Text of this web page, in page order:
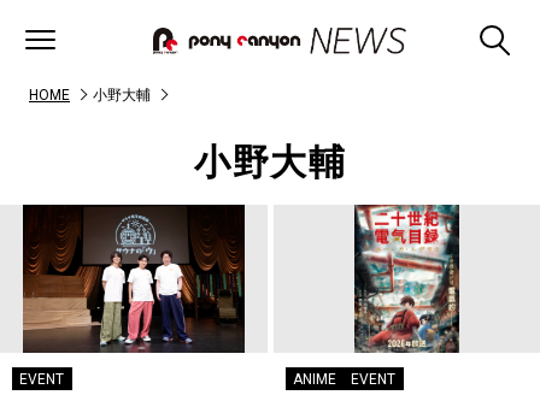
HOME 小野大輔
小野大輔
EVENT ANIME EVENT